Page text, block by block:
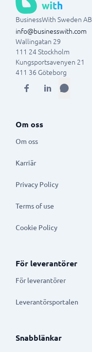
BusinessWith Sweden AB
info@businesswith.com
Wallingatan 29
111 24Stockholm
Kungsportsavenyen 21
411 36 Göteborg
Om oss
Om oss
Karriär
Privacy Policy
Terms of use
Cookie Policy
För leverantörer
För leverantörer
Leverantörsportalen
Snabblänkar